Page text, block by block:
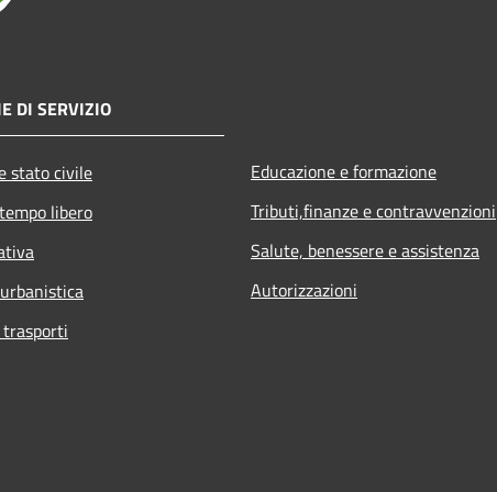
DI SERVIZIO
stato civile
libero
Educazione e formazione
Tributi,finanze e contravvenzioni
Salute, benessere e assistenza
Autorizzazioni